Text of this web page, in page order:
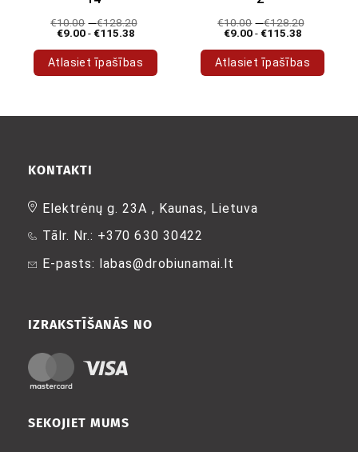
€10.00 -€128.20
€9.00-€115.38
Atlasiet īpašības
ir
izvēlēties
produkta
lapā
€10.00 -€128.20
€9.00-€115.38
Atlasiet īpašības
ir
SEKOJIET MUMS
IZRAKSTĪŠANĀS NO
KONTAKTI
Elektrėnų g. 23A , Kaunas, Lietuva
Tālr. Nr.: +370 630 30422
E-pasts: labas@drobiunamai.lt